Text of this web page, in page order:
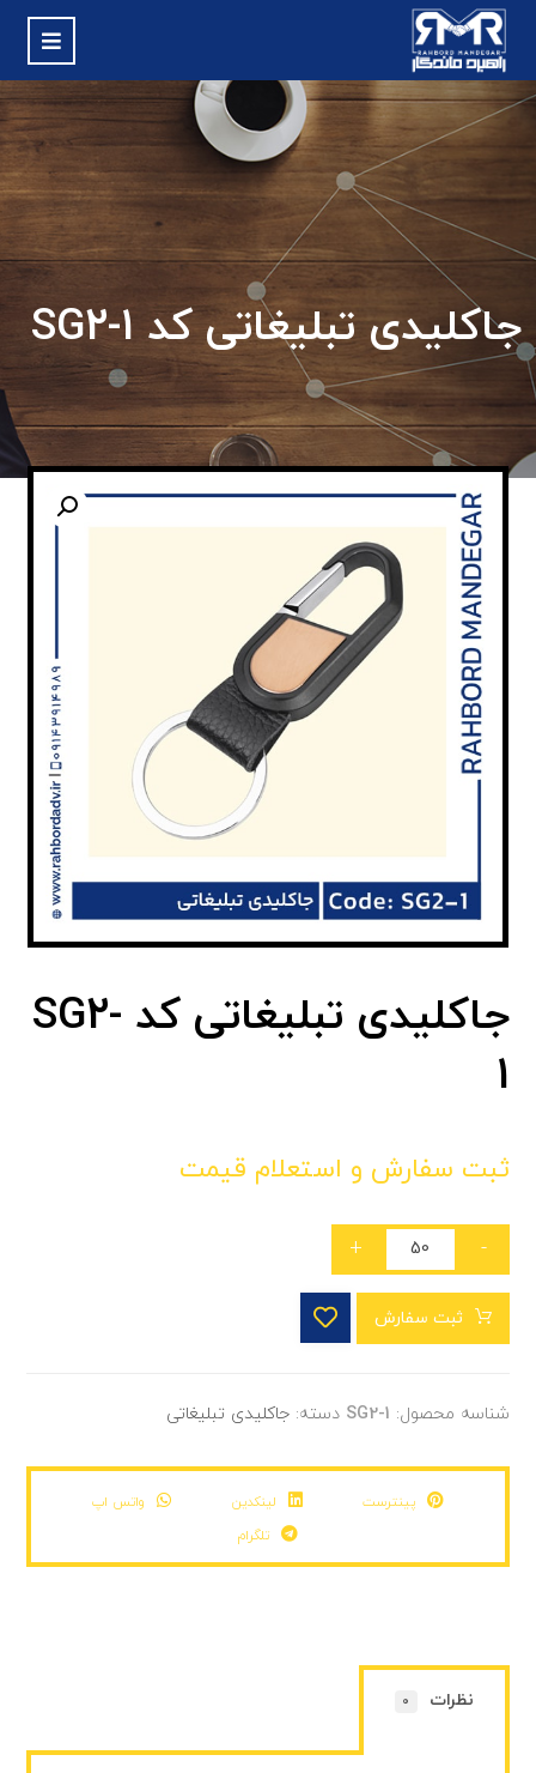
جاکلیدی تبلیغاتی کد SG2-1
جاکلیدی تبلیغاتی کد SG2-
1
ثبت سفارش و استعلام قیمت
-
+
ثبت سفارش
شناسه محصول: SG2-1 دسته:جاکلیدی تبلیغاتی
پینترست لینکدین
واتس اپ
تلگرام
نظرات 0